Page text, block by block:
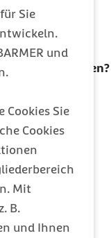
Sie
und
Cookies Sie
Cookies
Mit
B.
und Ihnen
suchen
Kuchen gut
erhalten?
schwierigen